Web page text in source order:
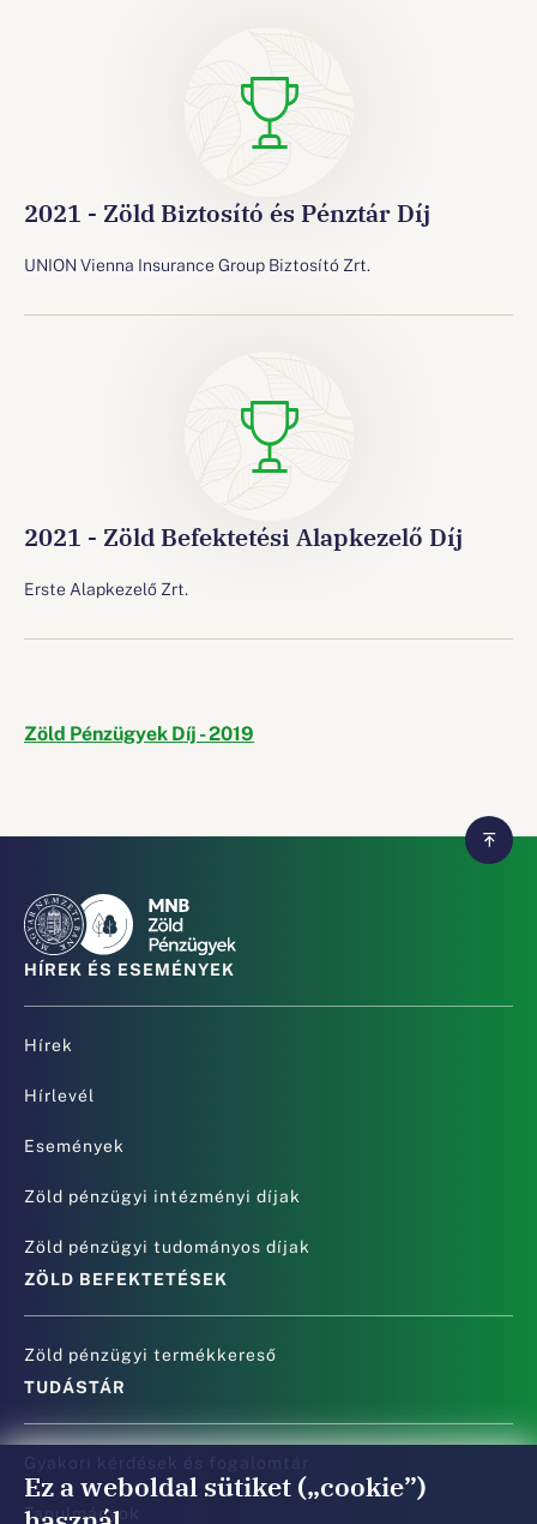
Ez a weboldal sütiket („cookie”)
2021 - Zöld Biztosító és Pénztár Díj
UNION Vienna Insurance Group Biztosító Zrt.
2021 - Zöld Befektetési Alapkezelő Díj
Erste Alapkezelő Zrt.
Zöld Pénzügyek Díj - 2019
HÍREK ÉS ESEMÉNYEK
Hírek
Hírlevél
Események
Zöld pénzügyi intézményi díjak
Zöld pénzügyi tudományos díjak
ZÖLD BEFEKTETÉSEK
Zöld pénzügyi termékkereső
TUDÁSTÁR
Tanulmányok